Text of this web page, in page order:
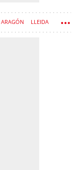
ARAGÓN LLEIDA